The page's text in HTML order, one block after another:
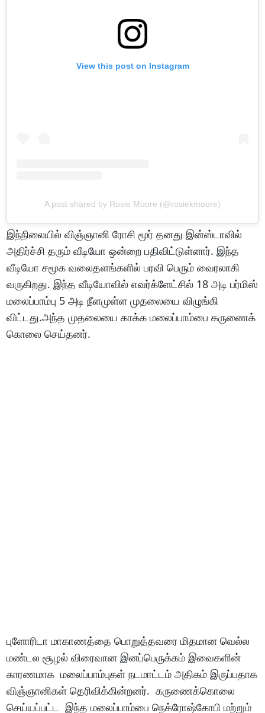
View this post on Instagram
A post shared by Rosie Moore (@rosiekmoore)
இந்நிலையில் விஞ்ஞானி ரோசி மூர் தனது இன்ஸ்டாவில்
அதிர்ச்சி தரும் வீடியோ ஒன்றை பதிவிட்டுள்ளார். இந்த
வீடியோ சமூக வலைதளங்களில் பரவி பெரும் வைரலாகி
வருகிறது. இந்த வீடியோவில் எவர்க்ளேட்சில் 18 அடி பர்மிஸ்
மலைப்பாம்பு 5 அடி நீளமுள்ள முதலையை விழுங்கி
விட்டது.அந்த முதலையை காக்க மலைப்பாம்பை கருணைக்
கொலை செய்தனர்.
புளோரிடா மாகாணத்தை பொறுத்தவரை மிதமான வெல்ல
மண்டல சூழல் விரைவான இனப்பெருக்கம் இவைகளின்
காரணமாக மலைப்பாம்புகள் நடமாட்டம் அதிகம் இருப்பதாக
விஞ்ஞானிகள் தெரிவிக்கின்றனர். கருணைக்கொலை
செய்யப்பட்ட இந்த மலைப்பாம்பை நெக்ரோஷ்கோபி மற்றும்